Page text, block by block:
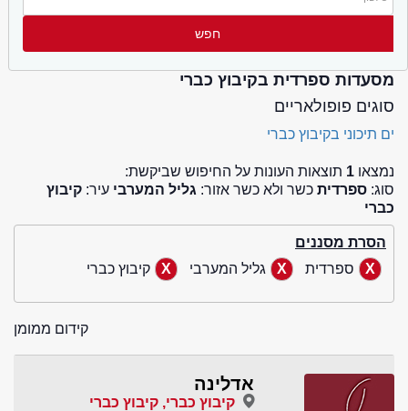
מסעדות ספרדית בקיבוץ כברי
סוגים פופולאריים
ים תיכוני בקיבוץ כברי
נמצאו 1 תוצאות העונות על החיפוש שביקשת:
סוג: ספרדית כשר ולא כשר אזור: גליל המערבי עיר: קיבוץ
כברי
הסרת מסננים
ספרדית
גליל המערבי קיבוץ כברי
קידום ממומן
אדלינה
קיבוץ כברי, קיבוץ כברי